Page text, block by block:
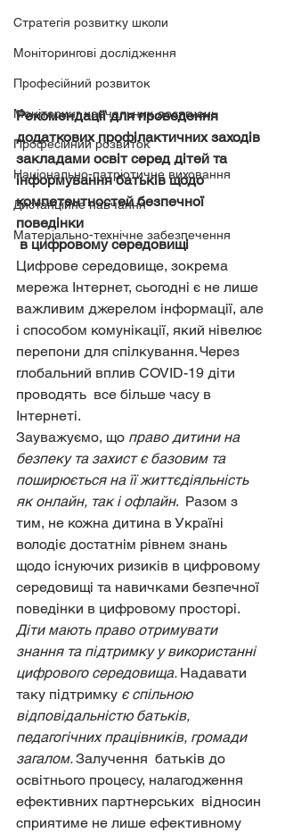
Стратегія розвитку школи
Моніторингові дослідження
Професійний розвиток
Моніторинг навчальних досягнень
Професійний розвиток
Національно-патріотичне виховання
Дистанційне навчання
Матеріально-технічне забезпечення
Рекомендації для проведення
додаткових профілактичних заходів
закладами освіт серед дітей та
інформування батьків щодо
компетентностей безпечної
поведінки
в цифровому середовищі
Цифрове середовище, зокрема
мережа Інтернет, сьогодні є не лише
важливим джерелом інформації, але
і способом комунікації, який нівелює
перепони для спілкування. Через
глобальний вплив COVID-19 діти
проводять  все більше часу в
Інтернеті.
Зауважуємо, що право дитини на
безпеку та захист є базовим та
поширюється на її життєдіяльність
як онлайн, так і офлайн.  Разом з
тим, не кожна дитина в Україні
володіє достатнім рівнем знань
щодо існуючих ризиків в цифровому
середовищі та навичками безпечної
поведінки в цифровому просторі.
Діти мають право отримувати
знання та підтримку у використанні
цифрового середовища. Надавати
таку підтримку є спільною
відповідальністю батьків,
педагогічних працівників, громади
загалом. Залучення  батьків до
освітнього процесу, налагодження
ефективних партнерських  відносин
сприятиме не лише ефективному